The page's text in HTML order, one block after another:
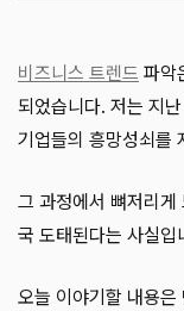
비즈니스 트렌드 파악
되었습니다. 저는 지
기업들의 흥망성쇠를
그 과정에서 뼈저리게
국 도태된다는 사실입
오늘 이야기할 내용은